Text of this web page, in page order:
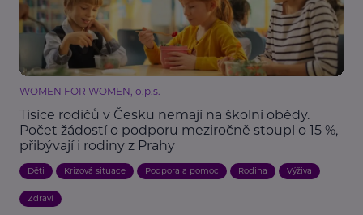
WOMEN FOR WOMEN, o.p.s.
Tisíce rodičů v Česku nemají na školní obědy.
Počet žádostí o podporu meziročně stoupl o 15 %,
přibývají i rodiny z Prahy
Děti Krizová situace Podpora a pomoc Rodina Výživa
Zdraví